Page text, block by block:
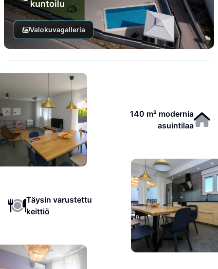
kuntoilu
Valokuvagalleria
140 m² modernia
asuintilaa
Täysin varustettu
keittiö